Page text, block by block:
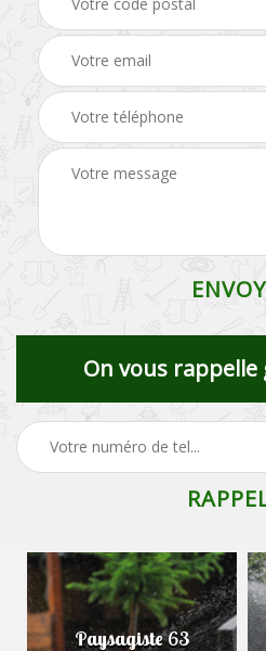
On vous
Paysagiste 63